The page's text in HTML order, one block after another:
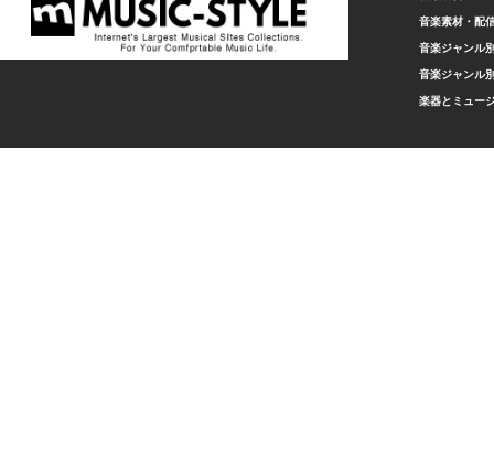
音楽素材・配
音楽ジャンル
音楽ジャンル
楽器とミュー